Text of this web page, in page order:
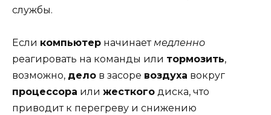
службы.
Если компьютер начинаетмедленно
реагировать на команды или тормозить,
возможно, дело в засоре воздуха вокруг
процессора или жесткого диска, что
приводит к перегреву и снижению